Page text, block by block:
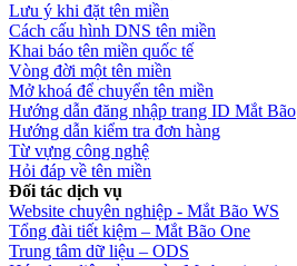
Lưu ý khi đặt tên miền
Cách cấu hình DNS tên miền
Khai báo tên miền quốc tế
Vòng đời một tên miền
Mở khoá để chuyển tên miền
Hướng dẫn đăng nhập trang ID Mắt Bão
Hướng dẫn kiểm tra đơn hàng
Từ vựng công nghệ
Hỏi đáp về tên miền
Đối tác dịch vụ
Website chuyên nghiệp - Mắt Bão WS
Tổng đài tiết kiệm – Mắt Bão One
Trung tâm dữ liệu – ODS